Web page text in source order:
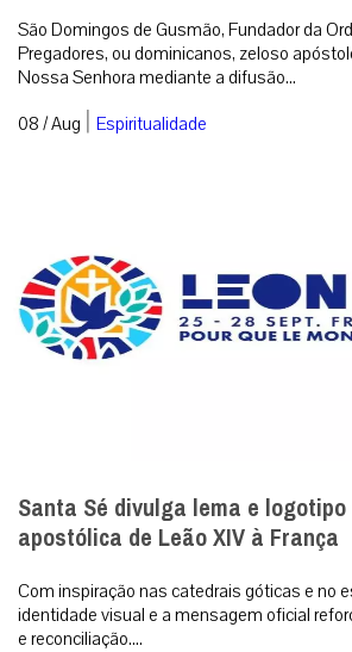
São Domingos de Gusmão, Fundador da
Pregadores, ou dominicanos, zeloso
Nossa Senhora mediante a difusão...
08 / Aug | Espiritualidade
Santa Sé divulga lema e
apostólica de Leão XIV à França
Com inspiração nas catedrais góticas e no
identidade visual e a mensagem oficial
e reconciliação....